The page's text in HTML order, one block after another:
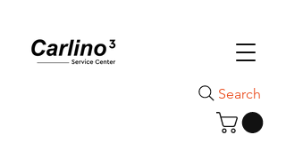
Search